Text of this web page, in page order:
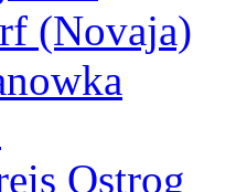
(Novaja)
Ostrog